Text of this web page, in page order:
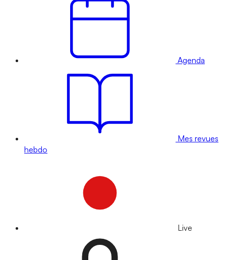
Agenda
Mes revues
hebdo
Live